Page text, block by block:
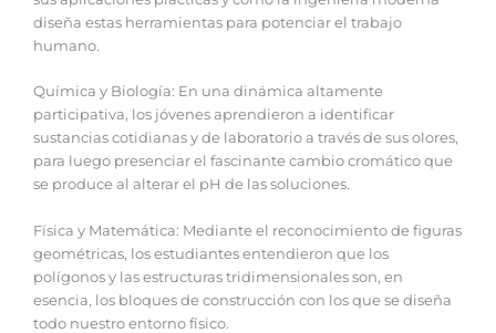
diseña estas herramientas para potenciar el trabajo
humano.
Química y Biología: En una dinámica altamente
participativa, los jóvenes aprendieron a identificar
sustancias cotidianas y de laboratorio a través de sus olores,
para luego presenciar el fascinante cambio cromático que
se produce al alterar el pH de las soluciones.
Física y Matemática: Mediante el reconocimiento de figuras
geométricas, los estudiantes entendieron que los
polígonos y las estructuras tridimensionales son, en
esencia, los bloques de construcción con los que se diseña
todo nuestro entorno físico.